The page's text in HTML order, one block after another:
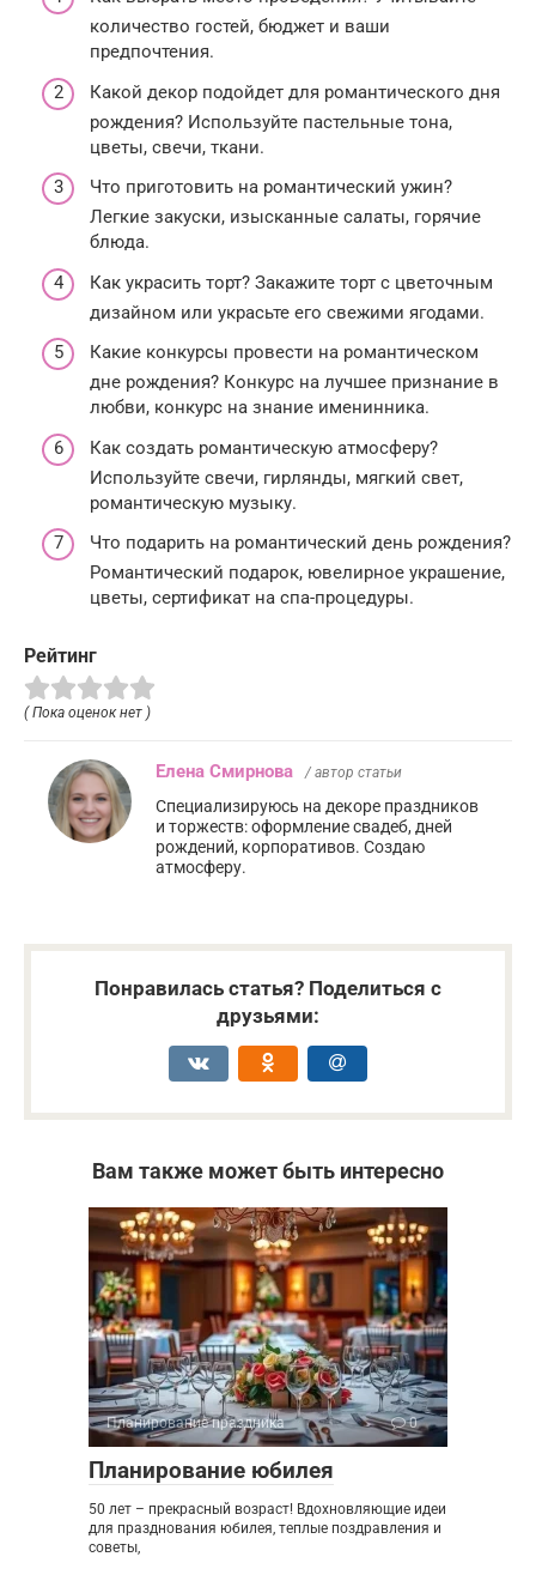
количество гостей, бюджет и ваши
предпочтения.
Какой декор подойдет для романтического дня
рождения? Используйте пастельные тона,
цветы, свечи, ткани.
Что приготовить на романтический ужин?
Легкие закуски, изысканные салаты, горячие
блюда.
Как украсить торт? Закажите торт с цветочным
дизайном или украсьте его свежими ягодами.
Какие конкурсы провести на романтическом
дне рождения? Конкурс на лучшее признание в
любви, конкурс на знание именинника.
Как создать романтическую атмосферу?
Используйте свечи, гирлянды, мягкий свет,
романтическую музыку.
Что подарить на романтический день рождения?
Романтический подарок, ювелирное украшение,
цветы, сертификат на спа-процедуры.
Рейтинг
( Пока оценок нет )
Елена Смирнова / автор статьи
Специализируюсь на декоре праздников
и торжеств: оформление свадеб, дней
рождений, корпоративов. Создаю
атмосферу.
Понравилась статья? Поделиться с
друзьями:
Вам также может быть интересно
Планирование праздника 0
Планирование юбилея
50 лет – прекрасный возраст! Вдохновляющие идеи
для празднования юбилея, теплые поздравления и
советы,